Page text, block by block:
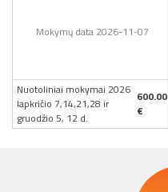
Mokymų data 2026-11-07
Nuotoliniai mokymai 2026
lapkričio 7,14,21,28 ir
gruodžio 5, 12 d.
600.00
€